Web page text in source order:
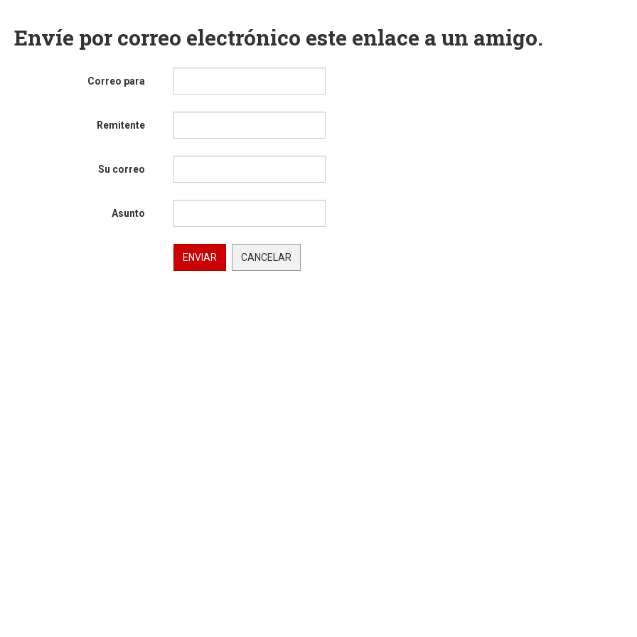
Envíe por correo electrónico este enlace a un amigo.
Correo para
Remitente
Su correo
Asunto
ENVIAR CANCELAR